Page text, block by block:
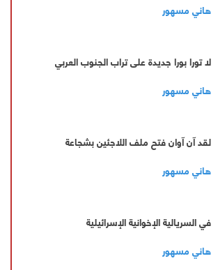
هاني مسهور
لا تورا بورا جديدة على تراب الجنوب العربي
هاني مسهور
لقد آن آوان فتح ملف اللاجئين بشجاعة
هاني مسهور
في السريالية الإخوانية الإسرائيلية
هاني مسهور